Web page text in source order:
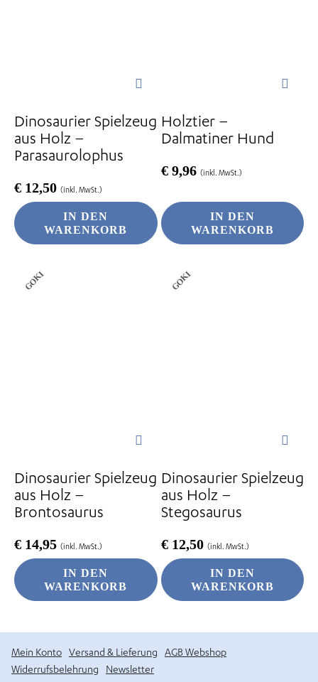
Dinosaurier Spielzeug
aus Holz –
Parasaurolophus
€ 12,50 (inkl. MwSt.)
IN DEN
WARENKORB
Holztier –
Dalmatiner Hund
€9,96 (inkl. MwSt.)
IN DEN
WARENKORB
GOKI
Dinosaurier Spielzeug
aus Holz –
Brontosaurus
€ 14,95 (inkl. MwSt.)
IN DEN
WARENKORB
GOKI
Dinosaurier Spielzeug
aus Holz –
Stegosaurus
€12,50 (inkl. MwSt.)
IN DEN
WARENKORB
Mein Konto Versand & Lieferung
AGB Webshop
Widerrufsbelehrung
Newsletter